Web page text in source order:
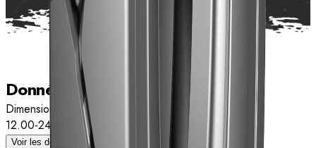
Données techniques
Dimension
12.00-24
Voir les détails